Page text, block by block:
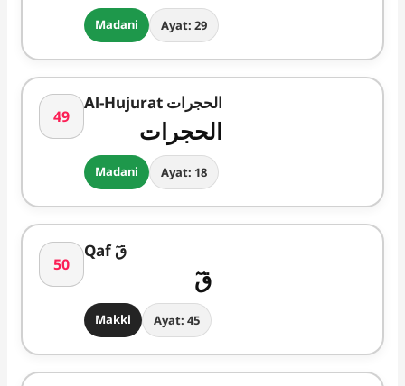
Madani Ayat: 29
49
Al-Hujurat الحجرات
الحجرات
Madani Ayat: 18
50
Qaf قٓ
قٓ
Makki Ayat: 45